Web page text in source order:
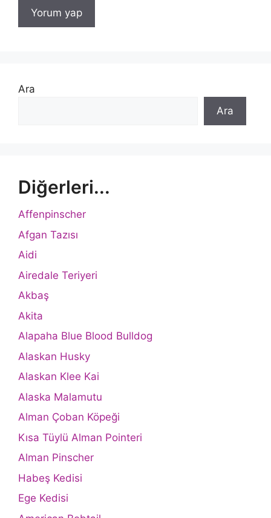
Ara
Ara
Diğerleri...
Affenpinscher
Afgan Tazısı
Aidi
Airedale Teriyeri
Akbaş
Akita
Alapaha Blue Blood Bulldog
Alaskan Husky
Alaskan Klee Kai
Alaska Malamutu
Alman Çoban Köpeği
Kısa Tüylü Alman Pointeri
Alman Pinscher
Habeş Kedisi
Ege Kedisi